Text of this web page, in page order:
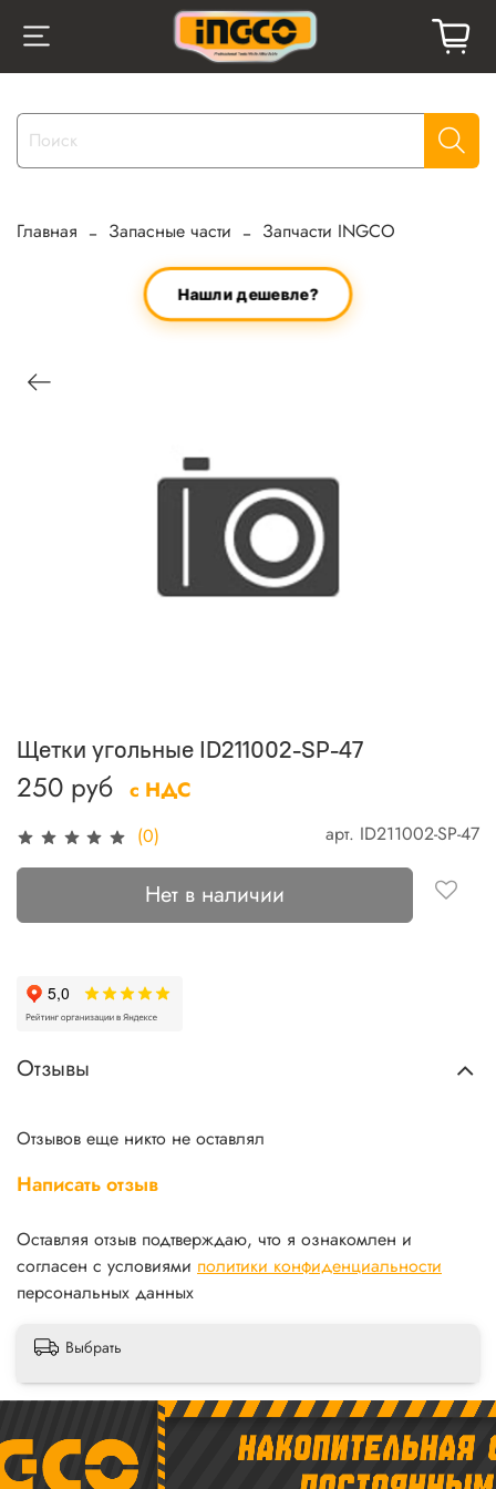
Главная Запасные части Запчасти INGCO
Нашли дешевле?
(0) арт. ID211002-SP-47
Щетки угольные ID211002-SP-47
250 руб с НДС
Нет в наличии
Отзывы
Отзывов еще никто не оставлял
Написать отзыв
Оставляя отзыв подтверждаю, что я ознакомлен и
согласен с условиями политики конфиденциальности
персональных данных
Выбрать